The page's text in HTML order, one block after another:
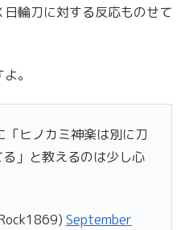
輪刀に対する反応ものせて
。
「ヒノカミ神楽は別に刀
」と教えるのは少し心
September